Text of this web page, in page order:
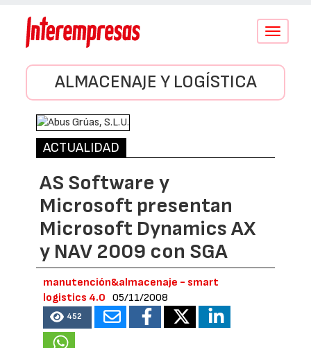
Conmutar
ALMACENAJE Y LOGÍSTICA
ACTUALIDAD
AS Software y
Microsoft presentan
Microsoft Dynamics AX
y NAV 2009 con SGA
manutención&almacenaje - smart
logistics 4.0
05/11/2008
452